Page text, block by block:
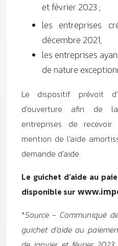
et février 2023 ;
les entreprises
décembre 2021,
les entreprises
de nature
Le dispositif prévoit
d’ouverture afin de
entreprises de
mention de l’aide
demande d’aide.
Le guichet d’aide au
disponible sur
*Source - Communiqué
guichet d’aide au